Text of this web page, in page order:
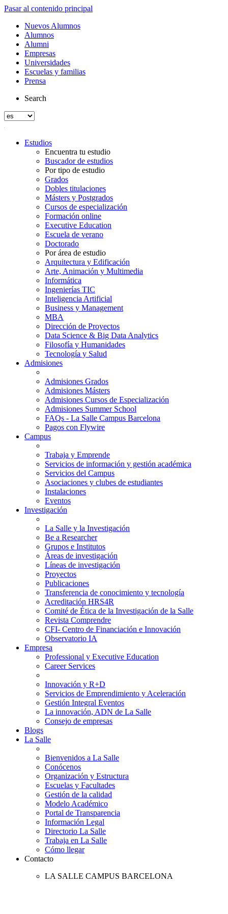
Pasar al contenido principal
Nuevos Alumnos
Alumnos
Alumni
Empresas
Universidades
Escuelas y familias
Prensa
Search
Estudios
Encuentra tu estudio
Buscador de estudios
Por tipo de estudio
Grados
Dobles titulaciones
Másters y Postgrados
Cursos de especialización
Formación online
Executive Education
Escuela de verano
Doctorado
Por área de estudio
Arquitectura y Edificación
Arte, Animación y Multimedia
Informática
Ingenierías TIC
Inteligencia Artificial
Business y Management
MBA
Dirección de Proyectos
Data Science & Big Data Analytics
Filosofía y Humanidades
Tecnología y Salud
Admisiones
Admisiones Grados
Admisiones Másters
Admisiones Cursos de Especialización
Admisiones Summer School
FAQs - La Salle Campus Barcelona
Pagos con Flywire
Campus
Trabaja y Emprende
Servicios de información y gestión académica
Servicios del Campus
Asociaciones y clubes de estudiantes
Instalaciones
Eventos
Investigación
La Salle y la Investigación
Be a Researcher
Grupos e Institutos
Áreas de investigación
Líneas de investigación
Proyectos
Publicaciones
Transferencia de conocimiento y tecnología
Acreditación HRS4R
Comité de Ética de la Investigación de la Salle
Revista Comprendre
CFI- Centro de Financiación e Innovación
Observatorio IA
Empresa
Professional y Executive Education
Career Services
Innovación y R+D
Servicios de Emprendimiento y Aceleración
Gestión Integral Eventos
La innovación, ADN de La Salle
Consejo de empresas
Blogs
La Salle
Bienvenidos a La Salle
Conócenos
Organización y Estructura
Escuelas y Facultades
Gestión de la calidad
Modelo Académico
Portal de Transparencia
Información Legal
Directorio La Salle
Trabaja en La Salle
Cómo llegar
Contacto
LA SALLE CAMPUS BARCELONA